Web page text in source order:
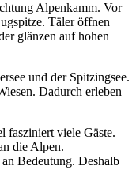
Alpenkamm. Vor
Täler öffnen
glänzen auf hohen
und der Spitzingsee.
Dadurch erleben
fasziniert viele Gäste.
die Alpen.
Bedeutung. Deshalb